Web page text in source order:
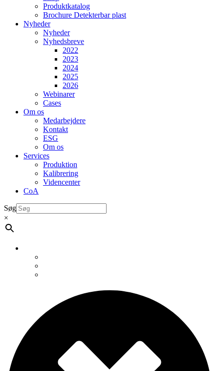
Produktkatalog
Brochure Detekterbar plast
Nyheder
Nyheder
Nyhedsbreve
2022
2023
2024
2025
2026
Webinarer
Cases
Om os
Medarbejdere
Kontakt
ESG
Om os
Services
Produktion
Kalibrering
Videncenter
CoA
Søg
×